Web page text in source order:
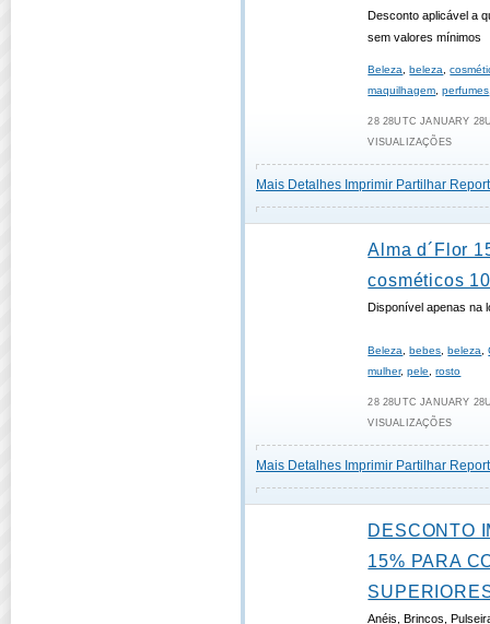
Desconto aplicável a
sem valores mínimos
Beleza ,beleza ,
maquilhagem ,perfumes
28 28UTC JANUARY
VISUALIZAÇÕES
Mais Detalhes Imprimir Partilhar
Alma d´Flor
cosméticos
Disponível apenas na
Beleza ,bebes ,beleza ,
mulher,pele ,rosto
28 28UTC JANUARY
VISUALIZAÇÕES
Mais Detalhes Imprimir Partilhar
DESCONTO
15% PARA
Anéis, Brincos,